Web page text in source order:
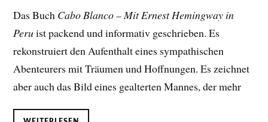
Das Buch Cabo Blanco – Mit Ernest Hemingway in
Peruist packend und informativ geschrieben. Es
rekonstruiert den Aufenthalt eines sympathischen
Abenteurers mit Träumen und Hoffnungen. Es zeichnet
aber auch das Bild eines gealterten Mannes, der mehr